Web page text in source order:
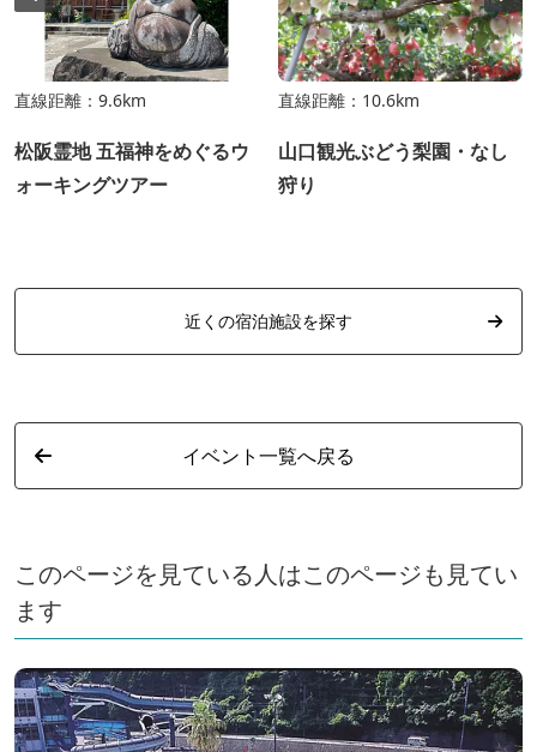
直線距離：9.6km
松阪霊地 五福神をめぐるウ
ォーキングツアー
直線距離：10.6km
山口観光ぶどう梨園・なし
狩り
近くの宿泊施設を探す
イベント一覧へ戻る
このページを見ている人はこのページも見てい
ます